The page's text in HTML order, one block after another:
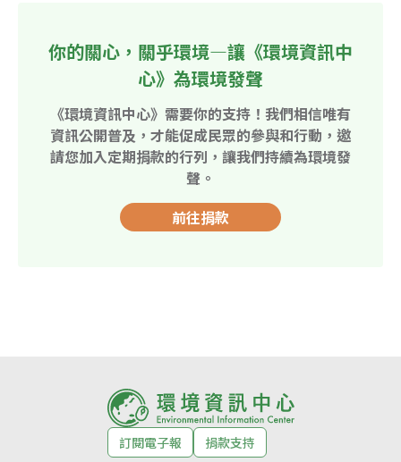
你的關心，關乎環境—讓《環境資訊中
心》為環境發聲
《環境資訊中心》需要你的支持！我們相信唯有
資訊公開普及，才能促成民眾的參與和行動，邀
請您加入定期捐款的行列，讓我們持續為環境發
聲。
前往捐款
訂閱電子報
捐款支持